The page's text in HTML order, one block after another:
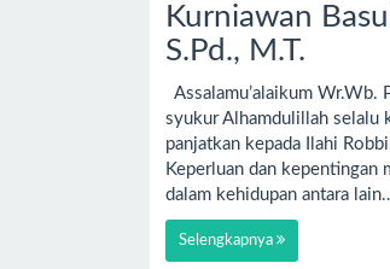
Kurniawan
S.Pd., M.T.
Assalamu’alaikum Wr.Wb.
syukur Alhamdulillah selalu
panjatkan kepada Ilahi
Keperluan dan kepentingan
dalam kehidupan antara
Selengkapnya